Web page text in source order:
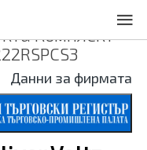
Комплект
Данни за фирмата